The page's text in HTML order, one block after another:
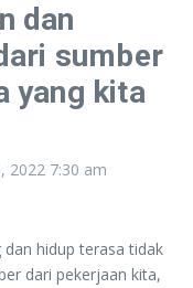
dan
sumber
yang kita
2022 7:30 am
hidup terasa tidak
dari pekerjaan kita,